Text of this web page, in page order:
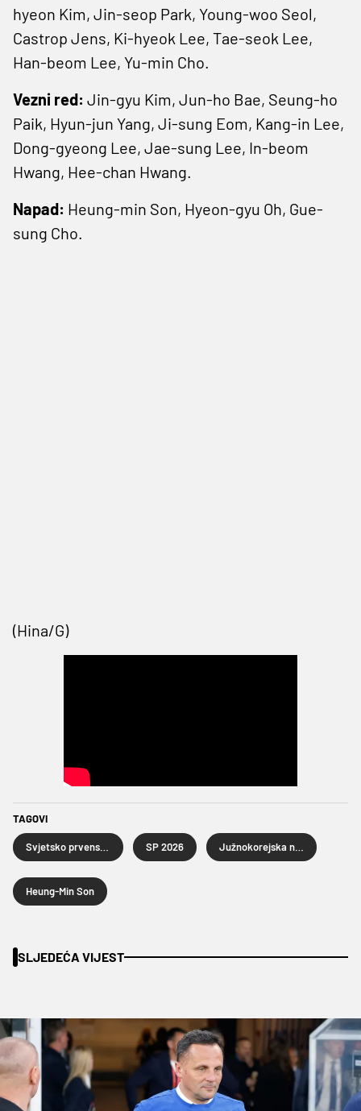
hyeon Kim, Jin-seop Park, Young-woo Seol,
Castrop Jens, Ki-hyeok Lee, Tae-seok Lee,
Han-beom Lee, Yu-min Cho.
Vezni red: Jin-gyu Kim, Jun-ho Bae, Seung-ho
Paik, Hyun-jun Yang, Ji-sung Eom, Kang-in Lee,
Dong-gyeong Lee, Jae-sung Lee, In-beom
Hwang, Hee-chan Hwang.
Napad: Heung-min Son, Hyeon-gyu Oh, Gue-
sung Cho.
(Hina/G)
TAGOVI
SP 2026
Heung-Min Son
SLJEDEĆA VIJEST